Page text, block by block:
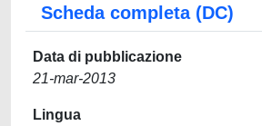
Scheda completa (DC)
Data di pubblicazione
21-mar-2013
Lingua